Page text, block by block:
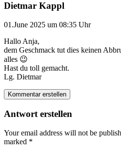
Dietmar Kappl
01.June 2025 um 08:35 Uhr
Hallo Anja,
dem Geschmack tut dies keinen
alles 😉
Hast du toll gemacht.
Lg. Dietmar
Kommentar erstellen
Antwort erstellen
Your email address will not be
marked *